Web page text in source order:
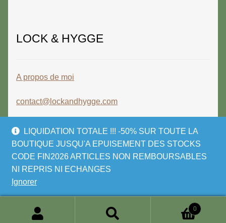
LIQUIDATION TOTALE !!! -50% SUR TOUTE LA
BOUTIQUE JUSQU'A EPUISEMENT DES STOCKS
CODE FIN2026 ARTICLES NON REMBOURSABLES
NI REPRIS NI ECHANGES
Ignorer
LOCK & HYGGE
A propos de moi
contact@lockandhygge.com
© LOCK & HYGGE 2026
Recherche
0